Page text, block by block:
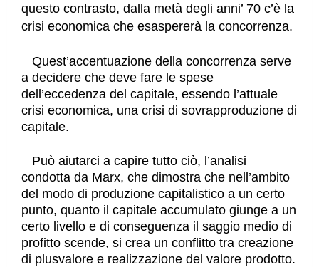
questo contrasto, dalla metà degli anni’ 70 c’è la
crisi economica che esaspererà la concorrenza.
Quest’accentuazione della concorrenza serve
a decidere che deve fare le spese
dell’eccedenza del capitale, essendo l’attuale
crisi economica, una crisi di sovrapproduzione di
capitale.
Può aiutarci a capire tutto ciò, l’analisi
condotta da Marx, che dimostra che nell’ambito
del modo di produzione capitalistico a un certo
punto, quanto il capitale accumulato giunge a un
certo livello e di conseguenza il saggio medio di
profitto scende, si crea un conflitto tra creazione
di plusvalore e realizzazione del valore prodotto.